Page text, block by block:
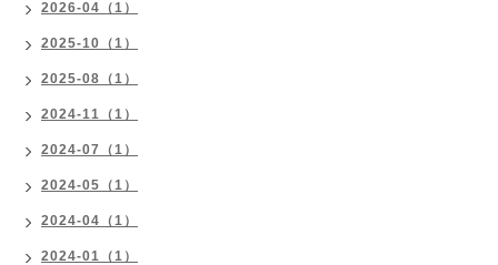
2026-04（1）
2025-10（1）
2025-08（1）
2024-11（1）
2024-07（1）
2024-05（1）
2024-04（1）
2024-01（1）